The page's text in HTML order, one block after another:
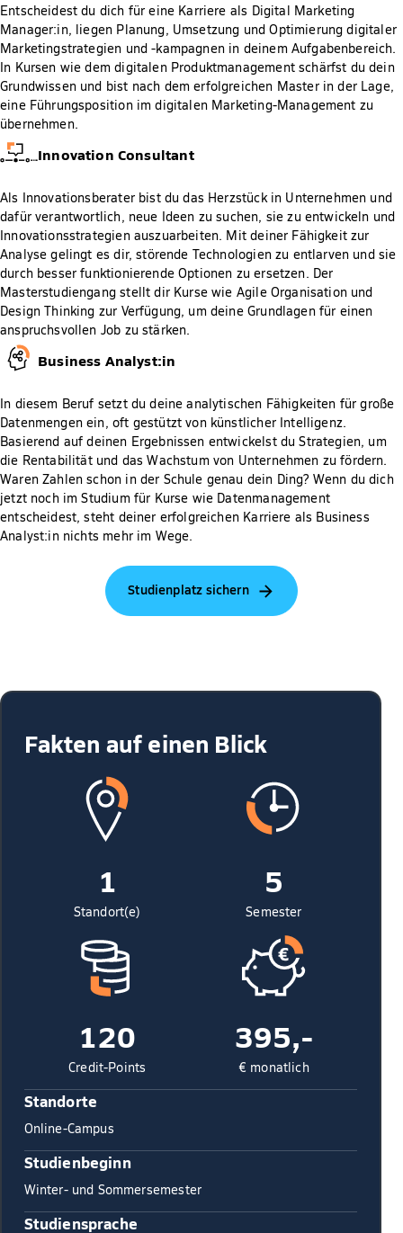
Entscheidest du dich für eine Karriere als Digital Marketing
Manager:in, liegen Planung, Umsetzung und Optimierung digitaler
Marketingstrategien und -kampagnen in deinem Aufgabenbereich.
In Kursen wie dem digitalen Produktmanagement schärfst du dein
Grundwissen und bist nach dem erfolgreichen Master in der Lage,
eine Führungsposition im digitalen Marketing-Management zu
übernehmen.
Innovation Consultant
Als Innovationsberater bist du das Herzstück in Unternehmen und
dafür verantwortlich, neue Ideen zu suchen, sie zu entwickeln und
Innovationsstrategien auszuarbeiten. Mit deiner Fähigkeit zur
Analyse gelingt es dir, störende Technologien zu entlarven und sie
durch besser funktionierende Optionen zu ersetzen. Der
Masterstudiengang stellt dir Kurse wie Agile Organisation und
Design Thinking zur Verfügung, um deine Grundlagen für einen
anspruchsvollen Job zu stärken.
Business Analyst:in
In diesem Beruf setzt du deine analytischen Fähigkeiten für große
Datenmengen ein, oft gestützt von künstlicher Intelligenz.
Basierend auf deinen Ergebnissen entwickelst du Strategien, um
die Rentabilität und das Wachstum von Unternehmen zu fördern.
Waren Zahlen schon in der Schule genau dein Ding? Wenn du dich
jetzt noch im Studium für Kurse wie Datenmanagement
entscheidest, steht deiner erfolgreichen Karriere als Business
Analyst:in nichts mehr im Wege.
Studienplatz sichern
Fakten auf einen Blick
1
Standort(e)
5
Semester
120
Credit-Points
395,-
€ monatlich
Standorte
Online-Campus
Studienbeginn
Winter- und Sommersemester
Studiensprache